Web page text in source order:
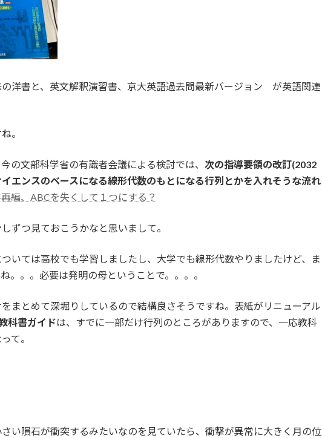
洋書と、英文解釈演習書、京大英語過去問最新バージョン が英語関連
。
の文部科学省の有識者会議による検討では、 次の指導要領の改訂(2032
エンスのベースになる線形代数のもとになる行列とかを入れそうな流れ
編、ABCを失くして１つにする？
ずつ見ておこうかなと思いまして。
いては高校でも学習しましたし、大学でも線形代数やりましたけど、ま
。。。必要は発明の母ということで。。。。
まとめて深堀りしているので結構良さそうですね。表紙がリニューアル
科書ガイドは、すでに一部だけ行列のところがありますので、一応教科
て。
さい隕石が衝突するみたいなのを見ていたら、衝撃が異常に大きく月の位